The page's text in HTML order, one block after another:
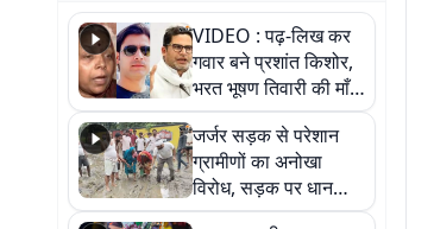
VIDEO : पढ़-लिख कर
गवार बने प्रशांत किशोर,
भरत भूषण तिवारी की माँ ने
कहा नहीं थी उम्मीद, बेटा
था तो किसी को बोलने की
नहीं थी हिम्मत
जर्जर सड़क से परेशान
ग्रामीणों का अनोखा
विरोध, सड़क पर धान
रोपकर और खाद डालकर